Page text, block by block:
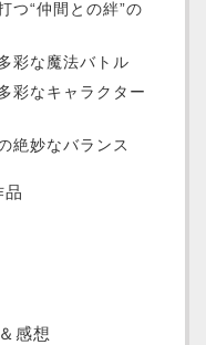
つ“仲間との絆”の
彩な魔法バトル
彩なキャラクター
絶妙なバランス
品
感想